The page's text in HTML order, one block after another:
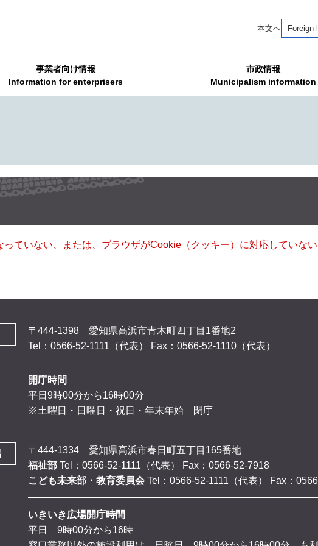
本文へ Foreign
事業者向け情報
Information for enterprisers
市政情報
Municipalism information
ていない、または、ブラウザがCookie（クッキー）に対応していな
〒444-1398 愛知県高浜市青木町四丁目1番地2
Tel：0566-52-1111（代表）
Fax：0566-52-1110（代表）
開庁時間
平日9時00分から16時00分
※土曜日・日曜日・祝日・年末年始 閉庁
〒444-1334 愛知県高浜市春日町五丁目165番地
福祉部 Tel：0566-52-1111（代表）
Fax：0566-52-7918
こども未来部・教育委員会 Tel：0566-52-1111（代表） Fax：
いきいき広場開庁時間
平日 9時00分から16時